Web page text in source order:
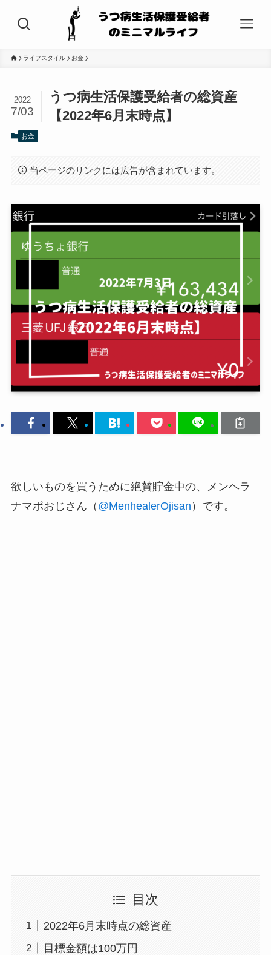
ライフスタイル お金
うつ病生活保護受給者の総資産
【2022年6月末時点】
2022
7/03
お金
当ページのリンクには広告が含まれています。
欲しいものを買うために絶賛貯金中の、メンヘラ
ナマポおじさん（ @MenhealerOjisan ）です。
目次
2022年6月末時点の総資産
目標金額は100万円